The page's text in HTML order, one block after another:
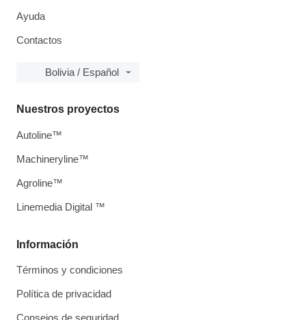
Ayuda
Contactos
Bolivia / Español
Información
Términos y condiciones
Política de privacidad
Nuestros proyectos
Autoline™
Machineryline™
Agroline™
Linemedia Digital ™